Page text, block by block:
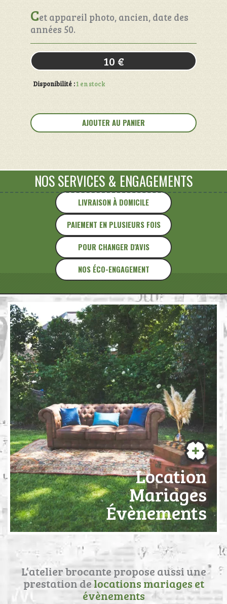
Cet appareil photo, ancien, date des
années 50.
10 €
Disponibilité :1 en stock
de
Appareil
AJOUTER AU PANIER
LIVRAISON À DOMICILE
PAIEMENT EN PLUSIEURS FOIS
NOS SERVICES & ENGAGEMENTS
POUR CHANGER D'AVIS
NOS ÉCO-ENGAGEMENT
Location
Mariages
Évènements
L’atelier brocante propose aussi une
prestation de locations mariages et
évènements